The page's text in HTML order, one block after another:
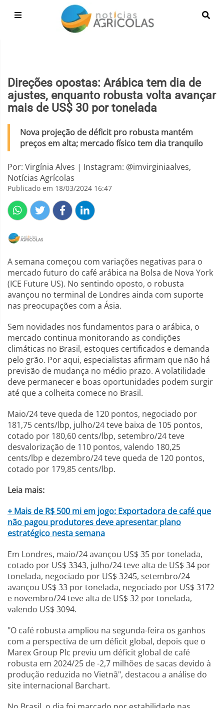
Direções opostas: Arábica tem dia de
ajustes, enquanto robusta volta avançar
mais de US$ 30 por tonelada
Nova projeção de déficit pro robusta mantém
preços em alta; mercado físico tem dia tranquilo
Por: Virgínia Alves | Instagram: @imvirginiaalves,
Notícias Agrícolas
Publicado em 18/03/2024 16:47
A semana começou com variações negativas para o
mercado futuro do café arábica na Bolsa de Nova York
(ICE Future US). No sentindo oposto, o robusta
avançou no terminal de Londres ainda com suporte
nas preocupações com a Ásia.
Sem novidades nos fundamentos para o arábica, o
mercado continua monitorando as condições
climáticas no Brasil, estoques certificados e demanda
pelo grão. Por aqui, especialistas afirmam que não há
previsão de mudança no médio prazo. A volatilidade
deve permanecer e boas oportunidades podem surgir
até que a colheita comece no Brasil.
Maio/24 teve queda de 120 pontos, negociado por
181,75 cents/lbp, julho/24 teve baixa de 105 pontos,
cotado por 180,60 cents/lbp, setembro/24 teve
desvalorização de 110 pontos, valendo 180,25
cents/lbp e dezembro/24 teve queda de 120 pontos,
cotado por 179,85 cents/lbp.
Leia mais:
+ Mais de R$ 500 mi em jogo: Exportadora de café que
não pagou produtores deve apresentar plano
estratégico nesta semana
Em Londres, maio/24 avançou US$ 35 por tonelada,
cotado por US$ 3343, julho/24 teve alta de US$ 34 por
tonelada, negociado por US$ 3245, setembro/24
avançou US$ 33 por tonelada, negociado por US$ 3172
e novembro/24 teve alta de US$ 32 por tonelada,
valendo US$ 3094.
"O café robusta ampliou na segunda-feira os ganhos
com a perspectiva de um déficit global, depois que o
Marex Group Plc previu um déficit global de café
robusta em 2024/25 de -2,7 milhões de sacas devido à
produção reduzida no Vietnã", destacou a análise do
site internacional Barchart.